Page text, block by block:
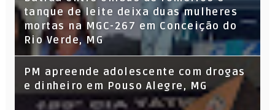
tanque de leite deixa duas mulheres
mortas na MGC-267 em Conceição do
Rio Verde, MG
PM apreende adolescente com drogas
e dinheiro em Pouso Alegre, MG